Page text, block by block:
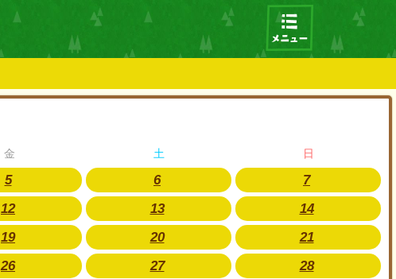
金 土 日
5 6
7
12 13
14
19 20
21
26 27
28